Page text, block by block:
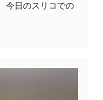
今日のスリコでの